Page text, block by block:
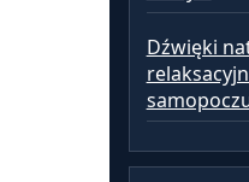
Dźwięki